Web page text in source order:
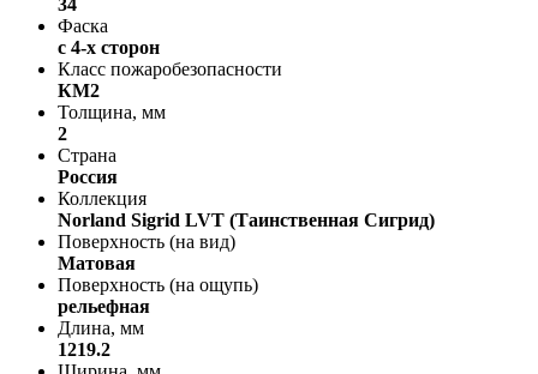
Фаска
с 4-х сторон
Класс пожаробезопасности
КМ2
Толщина, мм
2
Страна
Россия
Коллекция
Norland Sigrid LVT (Таинственная Сигрид)
Поверхность (на вид)
Матовая
Поверхность (на ощупь)
рельефная
Длина, мм
1219.2